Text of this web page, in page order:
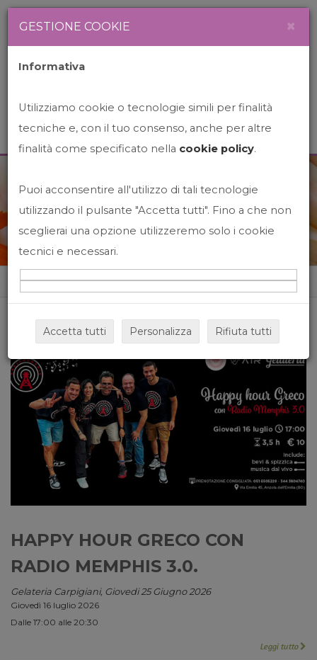
News&Events
Home News&events
HAPPY HOUR GRECO CON
RADIO MEMPHIS 3.0.
Gelateria Carpigiani, Giovedi 25 Giugno 2026
Giovedì 16 luglio 2026
Dalle 17:00 alle 20:30
Leggi tutto
GESTIONE COOKIE ×
Informativa
Utilizziamo cookie o tecnologie simili per finalità
tecniche e, con il tuo consenso, anche per altre
finalità come specificato nella cookie policy.
Puoi acconsentire all'utilizzo di tali tecnologie
utilizzando il pulsante "Accetta tutti". Fino a che non
sceglierai una opzione utilizzeremo solo i cookie
tecnici e necessari.
Accetta tutti Personalizza Rifiuta tutti